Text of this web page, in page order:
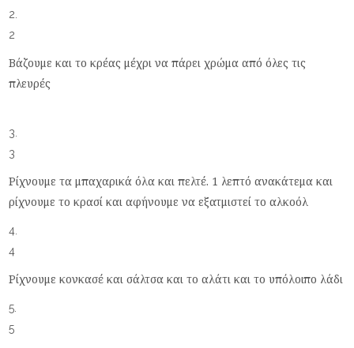
2
Βάζουμε και το κρέας μέχρι να πάρει χρώμα από όλες τις
πλευρές
3
Ρίχνουμε τα μπαχαρικά όλα και πελτέ. 1 λεπτό ανακάτεμα και
ρίχνουμε το κρασί και αφήνουμε να εξατμιστεί το αλκοόλ
4
Ρίχνουμε κονκασέ και σάλτσα και το αλάτι και το υπόλοιπο λάδι
5